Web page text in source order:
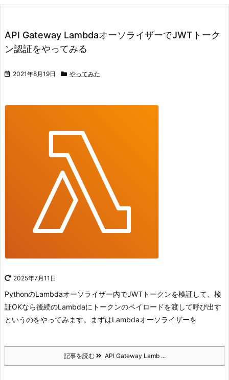
API Gateway LambdaオーソライザーでJWTトーク
ン認証をやってみる
2021年8月19日 やってみた
2025年7月11日
PythonのLambdaオーソライザー内でJWTトークンを検証して、検
証OKなら後続のLambdaにトークンのペイロードを渡して呼び出す
というのをやってみます。
まずはLambdaオーソライザーを
記事を読む API Gateway Lamb ...